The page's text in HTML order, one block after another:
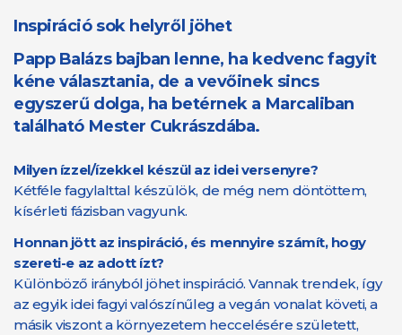
Inspiráció sok helyről jöhet
Papp Balázs bajban lenne, ha kedvenc fagyit
kéne választania, de a vevőinek sincs
egyszerű dolga, ha betérnek a Marcaliban
található Mester Cukrászdába.
Milyen ízzel/ízekkel készül az idei versenyre?
Kétféle fagylalttal készülök, de még nem döntöttem,
kísérleti fázisban vagyunk.
Honnan jött az inspiráció, és mennyire számít, hogy
szereti-e az adott ízt?
Különböző irányból jöhet inspiráció. Vannak trendek, így
az egyik idei fagyi valószínűleg a vegán vonalat követi, a
másik viszont a környezetem heccelésére született,